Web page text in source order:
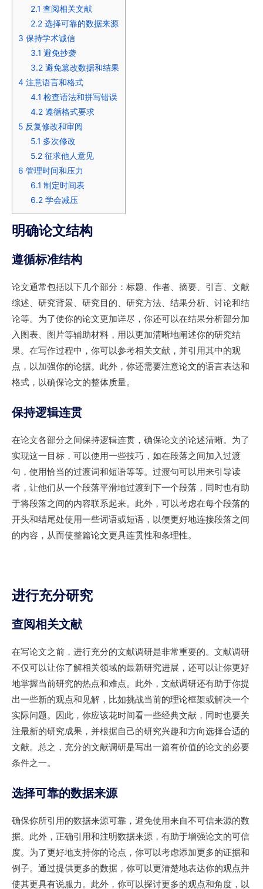
2.1 查阅相关文献
2.2选择可靠的数据来源
3 保持学术诚信
3.1 避免抄袭
3.2避免篡改数据和结果
4 注意语言和格式
4.1 检查语法和拼写错误
4.2遵循格式要求
5 反复修改和审阅
5.1 多次修改
5.2征求他人意见
6 管理时间和压力
6.1 制定时间表
6.2学会减压
明确论文结构
遵循标准结构
论文通常包括以下几个部分：标题、作者、摘要、引言、文献
综述、研究背景、研究目的、研究方法、结果分析、讨论和结
论等。为了使你的论文更加详尽，你还可以在结果分析部分加
入图表、图片等辅助材料，用以更加清晰地阐述你的研究结
果。在写作过程中，你可以参考相关文献，并引用其中的观
点，以加强你的论据。此外，你还需要注意论文的语言表达和
格式，以确保论文的整体质量。
保持逻辑连贯
在论文各部分之间保持逻辑连贯，确保论文的论述清晰。为了
实现这一目标，可以使用一些技巧，如在段落之间加入过渡
句，使用恰当的过渡词和短语等等。过渡句可以用来引导读
者，让他们从一个段落平滑地过渡到下一个段落，同时也有助
于将段落之间的内容联系起来。此外，可以考虑在每个段落的
开头和结尾处使用一些词语或短语，以便更好地连接段落之间
的内容，从而使整篇论文更具连贯性和条理性。
进行充分研究
查阅相关文献
在写论文之前，进行充分的文献调研是非常重要的。文献调研
不仅可以让你了解相关领域的最新研究进展，还可以让你更好
地掌握当前研究的热点和难点。此外，文献调研还有助于你提
出一些新的观点和见解，比如挑战当前的理论框架或解决一个
实际问题。因此，你应该花时间看一些经典文献，同时也要关
注最新的研究成果，并根据自己的研究兴趣和方向选择合适的
文献。总之，充分的文献调研是写出一篇有价值的论文的必要
条件之一。
选择可靠的数据来源
确保你所引用的数据来源可靠，避免使用来自不可信来源的数
据。此外，正确引用和注明数据来源，有助于增强论文的可信
度。为了更好地支持你的论点，你可以考虑添加更多的证据和
例子。通过提供更多的数据，你可以更清楚地表达你的观点并
使其更具有说服力。此外，你可以探讨更多的观点和角度，以